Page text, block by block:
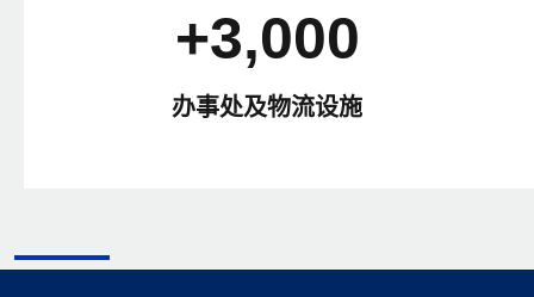
+3,000
办事处及物流设施